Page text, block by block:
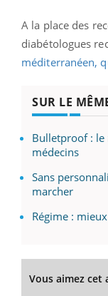
A la place des
diabétologues
méditerranéen,
SUR LE
Bulletproof : le
médecins
Sans
marcher
Régime :
Vous aimez cet